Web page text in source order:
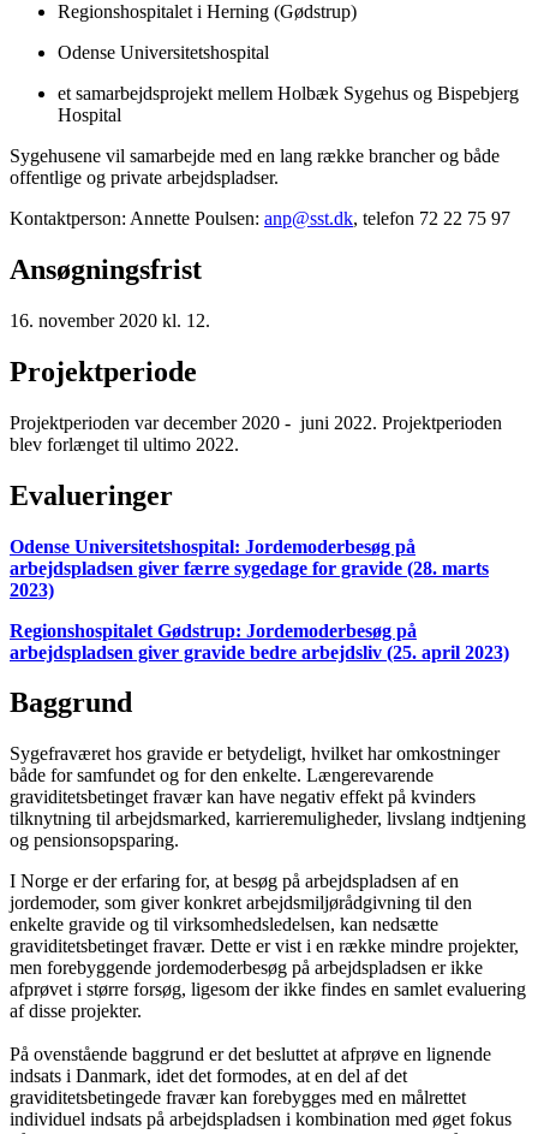
Regionshospitalet i Herning (Gødstrup)
Odense Universitetshospital
et samarbejdsprojekt mellem Holbæk Sygehus og Bispebjerg
Hospital
Sygehusene vil samarbejde med en lang række brancher og både
offentlige og private arbejdspladser.
Kontaktperson: Annette Poulsen: anp@sst.dk, telefon 72 22 75 97
Ansøgningsfrist
16. november 2020 kl. 12.
Projektperiode
Projektperioden var december 2020 - juni 2022. Projektperioden
blev forlænget til ultimo 2022.
Evalueringer
Odense Universitetshospital: Jordemoderbesøg på
arbejdspladsen giver færre sygedage for gravide (28. marts
2023)
Regionshospitalet Gødstrup: Jordemoderbesøg på
arbejdspladsen giver gravide bedre arbejdsliv (25. april 2023)
Baggrund
Sygefraværet hos gravide er betydeligt, hvilket har omkostninger
både for samfundet og for den enkelte. Længerevarende
graviditetsbetinget fravær kan have negativ effekt på kvinders
tilknytning til arbejdsmarked, karrieremuligheder, livslang indtjening
og pensionsopsparing.
I Norge er der erfaring for, at besøg på arbejdspladsen af en
jordemoder, som giver konkret arbejdsmiljørådgivning til den
enkelte gravide og til virksomhedsledelsen, kan nedsætte
graviditetsbetinget fravær. Dette er vist i en række mindre projekter,
men forebyggende jordemoderbesøg på arbejdspladsen er ikke
afprøvet i større forsøg, ligesom der ikke findes en samlet evaluering
af disse projekter.
På ovenstående baggrund er det besluttet at afprøve en lignende
indsats i Danmark, idet det formodes, at en del af det
graviditetsbetingede fravær kan forebygges med en målrettet
individuel indsats på arbejdspladsen i kombination med øget fokus